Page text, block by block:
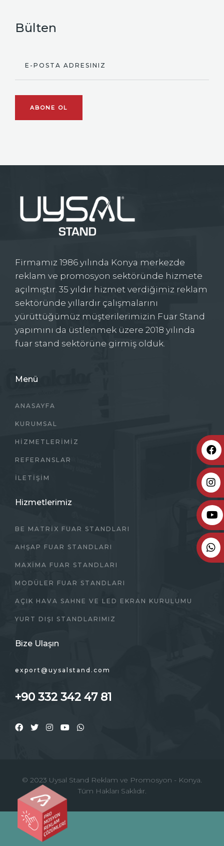
Bülten
E-POSTA ADRESINIZ
ABONE OL
Firmamız 1986 yılında Konya merkezde
reklam ve promosyon sektöründe hizmete
açılmıştır. 35 yıldır hizmet verdiğimiz reklam
sektöründe yıllardır çalışmalarını
yürüttüğümüz müşterilerimizin Fuar Stand
yapımını da üstlenmek üzere 2018 yılında
fuar stand sektörüne girmiş olduk.
Menü
ANASAYFA
KURUMSAL
HIZMETLERIMIZ
REFERANSLAR
İLETIŞIM
Hizmetlerimiz
BE MATRİX FUAR STANDLARI
AHŞAP FUAR STANDLARI
MAXIMA FUAR STANDLARI
MODÜLER FUAR STANDLARI
AÇIK HAVA SAHNE VE LED EKRAN KURULUMU
YURT DIŞI STANDLARIMIZ
Bize Ulaşın
export@uysalstand.com
+90 332 342 47 81
© 2023 Uysal Stand Reklam ve Promosyon - Konya.
Tüm Hakları Saklıdır.